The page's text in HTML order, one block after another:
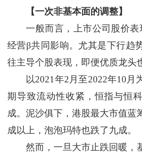
【一次非基本面的调整】
一般而言，上市公司股价表
经营β共同影响。尤其是下行趋
往主导个股表现，即便优质龙头
以2021年2月至2022年10月
期导致流动性收紧，恒指与恒
成。泥沙俱下，港股最大市值蓝
成以上，泡泡玛特也跌了九成。
然而，一旦大市止跌回暖，